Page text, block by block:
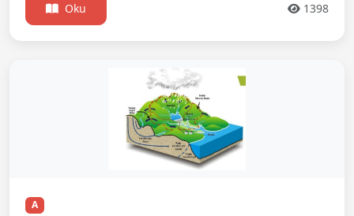
Oku 1398
A